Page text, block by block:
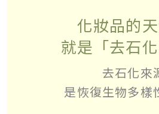
化妝品的天
就是「去石化
去石化來
是恢復生物多樣